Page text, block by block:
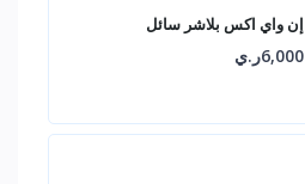
إن واي اكس بلاشر سائل
6,000ر.ي